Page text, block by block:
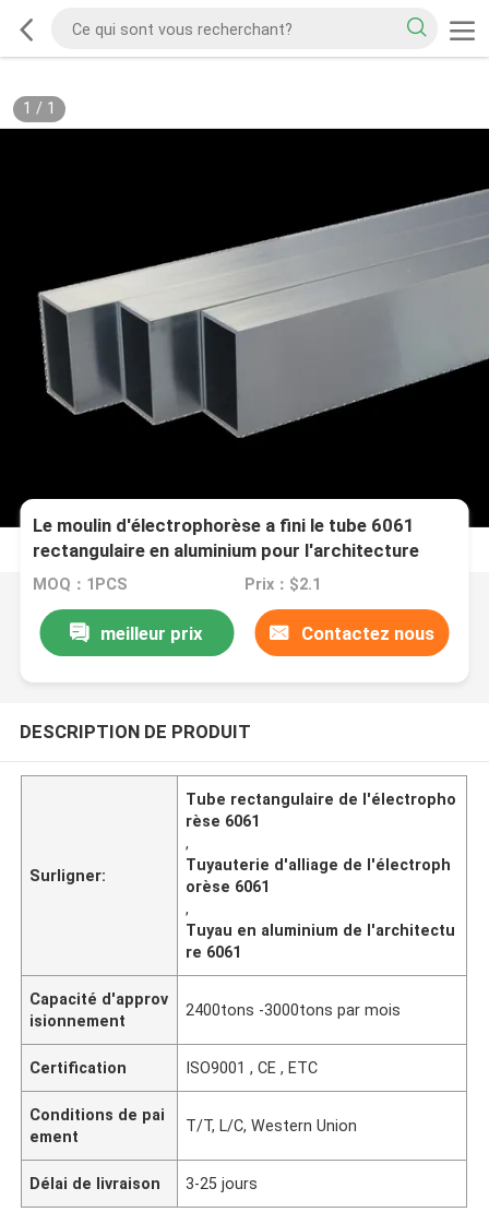
1 / 1
Le moulin d'électrophorèse a fini le tube 6061
rectangulaire en aluminium pour l'architecture
MOQ：1PCS Prix：$2.1
meilleur prix Contactez nous
DESCRIPTION DE PRODUIT
Surligner:
Tube rectangulaire de l'électropho
rèse 6061
,
Tuyauterie d'alliage de l'électroph
orèse 6061
,
Tuyau en aluminium de l'architectu
re 6061
Capacité d'approv
isionnement
2400tons -3000tons par mois
Certification ISO9001 , CE , ETC
Conditions de pai
ement
T/T, L/C, Western Union
Délai de livraison 3-25 jours